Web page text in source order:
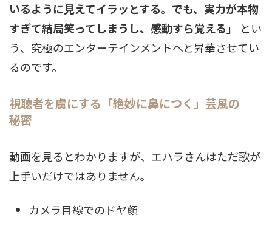
いるように見えてイラッとする。でも、実力が本物
すぎて結局笑ってしまうし、感動すら覚える」
とい
う、究極のエンターテインメントへと昇華させてい
るのです。
視聴者を虜にする「絶妙に鼻につく」芸風の
秘密
動画を見るとわかりますが、エハラさんはただ歌が
上手いだけではありません。
カメラ目線でのドヤ顔